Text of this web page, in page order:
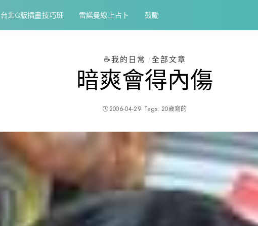
台北Q版插畫技巧班 雷諾曼線上占卜 鼓勵
☕️我的日常 全部文章
暗爽會得內傷
2006-04-29 Tags: 20歲寫的